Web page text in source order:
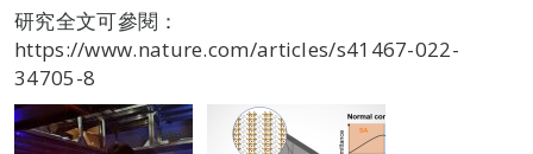
研究全文可參閱：
https://www.nature.com/articles/s41467-022-
34705-8